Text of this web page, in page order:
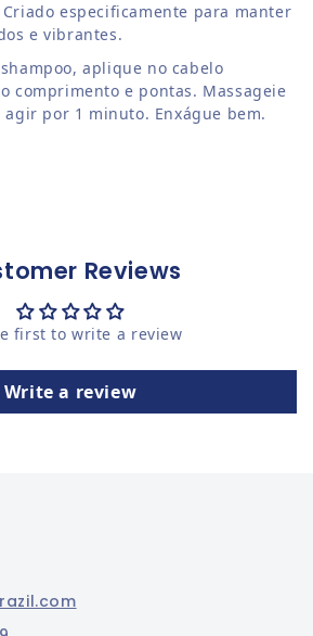
Criado especificamente para manter
e vibrantes.
aplique no cabelo
comprimento e pontas. Massageie
agir por 1 minuto. Enxágue bem.
Reviews
first to write a review
Write a review